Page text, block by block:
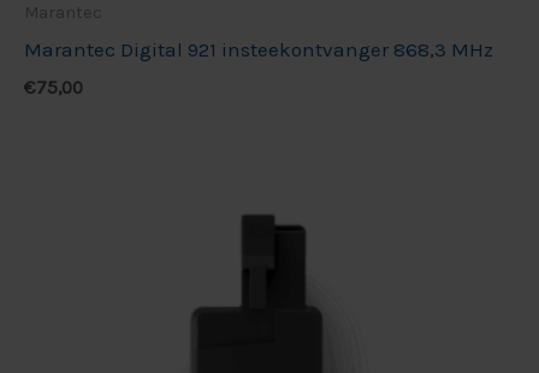
Marantec
Marantec Digital 921 insteekontvanger 868,3 MHz
€75,00